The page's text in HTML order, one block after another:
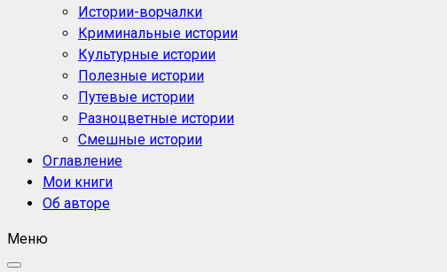
Истории-ворчалки
Криминальные истории
Культурные истории
Полезные истории
Путевые истории
Разноцветные истории
Смешные истории
Оглавление
Мои книги
Об авторе
Меню